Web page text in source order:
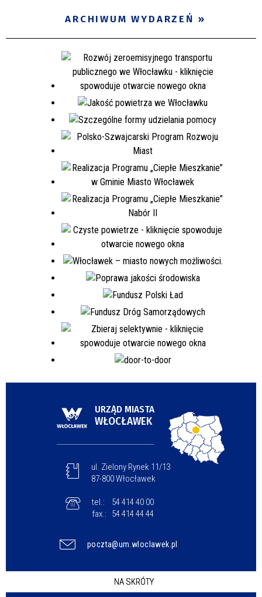
ARCHIWUM WYDARZEŃ
URZĄD MIASTA
WŁOCŁAWEK
ul. Zielony Rynek 11/13
87-800 Włocławek
tel.:
54 414 40 00
fax.:
54 414 44 44
poczta@um.wloclawek.pl
NA SKRÓTY